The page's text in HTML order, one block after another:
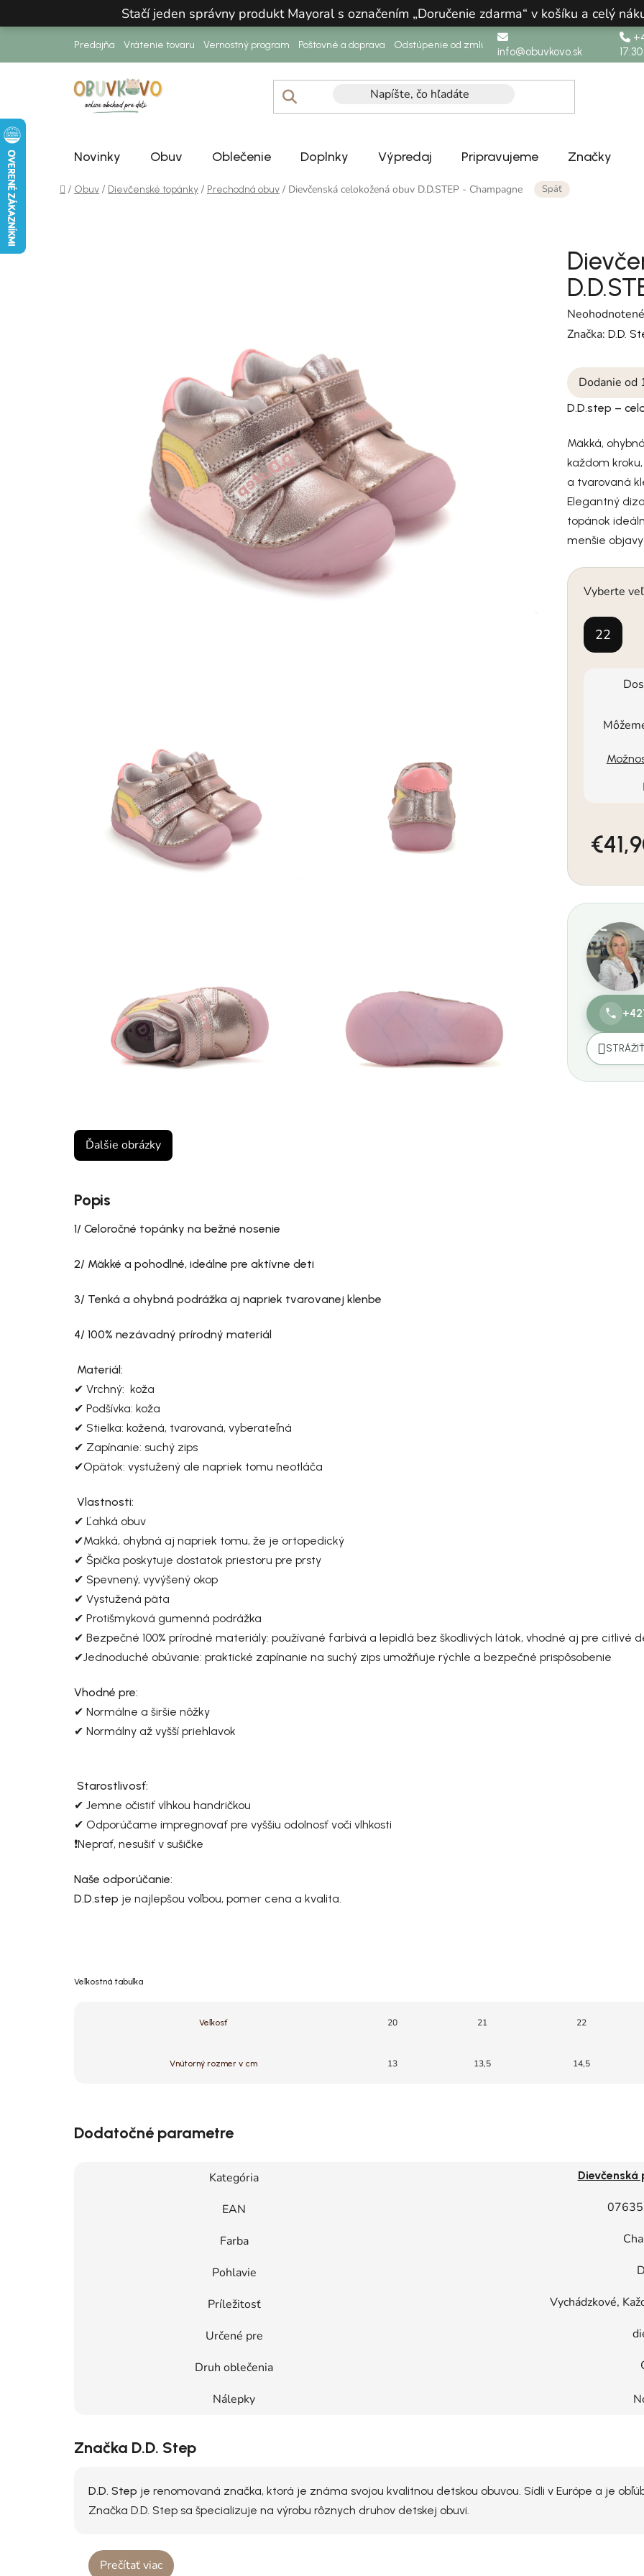
Stačí jeden správny produkt Mayoral s označením „Doručenie zdarma“ v košíku a celý
Predajňa Vrátenie tovaru Vernostný program Poštovné a doprava Odstúpenie od zmluvy info@obuvkovo.sk
17:30
Novinky Obuv Oblečenie Doplnky Výpredaj Pripravujeme Značky
Domov
/ Obuv / Dievčenské topánky / Prechodná obuv / Dievčenská celokožená obuv D.D.STEP - Champagne Späť
Priemerné
Značka:D.D.
Dodanie od
D.D.step –
Mäkká,
každom
a tvarovaná
Elegantný
topánok
menšie
Vyberte
22
Ďalšie obrázky
Popis
1/ Celoročné topánky na bežné nosenie
2/ Mäkké a pohodlné, ideálne pre aktívne deti
3/ Tenká a ohybná podrážka aj napriek tvarovanej klenbe
4/ 100% nezávadný prírodný materiál
Materiál:
✔ Vrchný: koža
✔ Podšívka: koža
✔ Stielka: kožená, tvarovaná, vyberateľná
✔ Zapínanie: suchý zips
✔Opätok: vystužený ale napriek tomu neotláča
Vlastnosti:
✔ Ľahká obuv
✔Makká, ohybná aj napriek tomu, že je ortopedický
✔ Špička poskytuje dostatok priestoru pre prsty
✔ Spevnený, vyvýšený okop
✔ Vystužená päta
✔ Protišmyková gumenná podrážka
✔ Bezpečné 100% prírodné materiály: používané farbivá a lepidlá bez škodlivých látok, vhodné aj pre citlivé
✔Jednoduché obúvanie: praktické zapínanie na suchý zips umožňuje rýchle a bezpečné prispôsobenie
Vhodné pre:
✔ Normálne a širšie nôžky
✔ Normálny až vyšší priehlavok
Starostlivosť:
✔ Jemne očistiť vlhkou handričkou
✔ Odporúčame impregnovať pre vyššiu odolnosť voči vlhkosti
❗Neprať, nesušiť v sušičke
Naše odporúčanie:
D.D.step je najlepšou voľbou, pomer cena a kvalita.
Veľkostná tabuľka
Veľkosť 20 21 22
Vnútorný rozmer v cm 13 13,5 14,5
Dodatočné parametre
Kategória
EAN
Farba
Pohlavie
Príležitosť Vychádzkové,
Určené pre
Druh oblečenia
Nálepky
Značka D.D. Step
D.D. Step je renomovaná značka, ktorá je známa svojou kvalitnou detskou obuvou. Sídli v Európe a je
Značka D.D. Step sa špecializuje na výrobu rôznych druhov detskej obuvi.
Prečítať viac